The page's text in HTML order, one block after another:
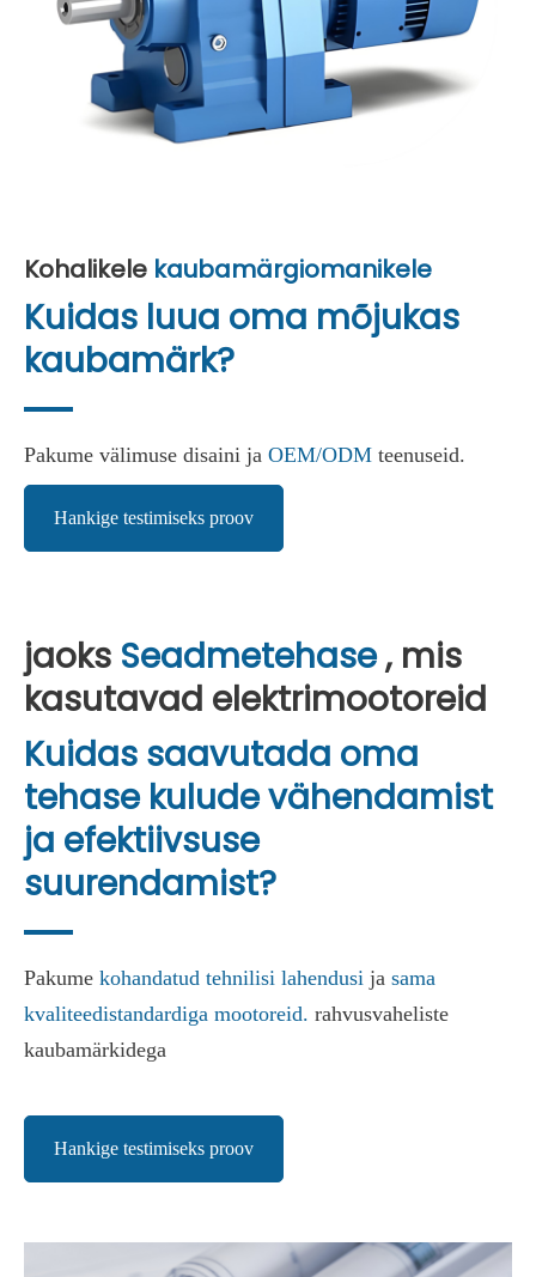
Kohalikele kaubamärgiomanikele
Kuidas luua oma mõjukas
kaubamärk?
Pakume välimuse disaini ja OEM/ODM teenuseid.
Hankige testimiseks proov
jaoks Seadmetehase, mis
kasutavad elektrimootoreid
Kuidas saavutada oma
tehase kulude vähendamist
ja efektiivsuse
suurendamist?
Pakume kohandatud tehnilisi lahendusi ja sama
kvaliteedistandardiga mootoreid. rahvusvaheliste
kaubamärkidega
Hankige testimiseks proov